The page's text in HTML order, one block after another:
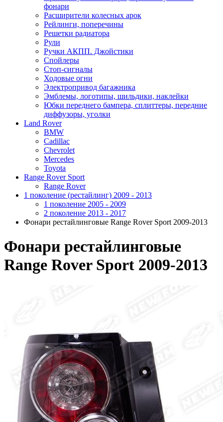
фонари
Расширители колесных арок
Рейлинги, поперечины
Решетки радиатора
Рули
Ручки АКПП. Джойстики
Спойлеры
Стоп-сигналы
Ходовые огни
Электропривод багажника
Эмблемы, логотипы, шильдики, наклейки
Юбки переднего бампера, сплиттеры, передние
диффузоры, уголки
Land Rover
BMW
Cadillac
Chevrolet
Mercedes
Toyota
Range Rover Sport
Range Rover
1 поколение (рестайлинг) 2009 - 2013
1 поколение 2005 - 2009
2 поколение 2013 - 2017
Фонари рестайлинговые Range Rover Sport 2009-2013
Фонари рестайлинговые
Range Rover Sport 2009-2013